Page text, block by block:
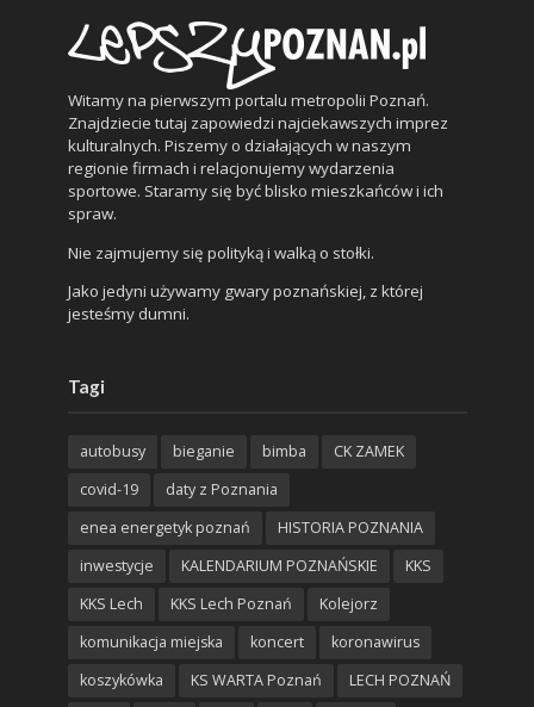
Witamy na pierwszym portalu metropolii Poznań.
Znajdziecie tutaj zapowiedzi najciekawszych imprez
kulturalnych. Piszemy o działających w naszym
regionie firmach i relacjonujemy wydarzenia
sportowe. Staramy się być blisko mieszkańców i ich
spraw.
Nie zajmujemy się polityką i walką o stołki.
Jako jedyni używamy gwary poznańskiej, z której
jesteśmy dumni.
Tagi
autobusy bieganie bimba
CK ZAMEK
covid-19
daty z Poznania
enea energetyk poznań
HISTORIA POZNANIA
inwestycje
KALENDARIUM POZNAŃSKIE
KKS
KKS Lech
KKS Lech Poznań
Kolejorz
komunikacja miejska
koncert
koronawirus
koszykówka
KS WARTA Poznań
LECH POZNAŃ